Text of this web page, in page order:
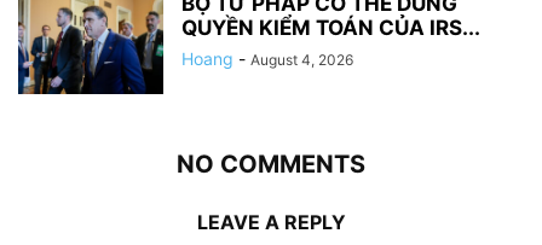
QUYỀN KIỂM TOÁN CỦA IRS...
Hoang - August 4, 2026
NO COMMENTS
LEAVE A REPLY